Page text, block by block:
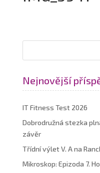
Nejnovější
IT Fitness Test 2026
Dobrodružná stezka
závěr
Třídní výlet V. A na
Mikroskop: Epizoda 7.